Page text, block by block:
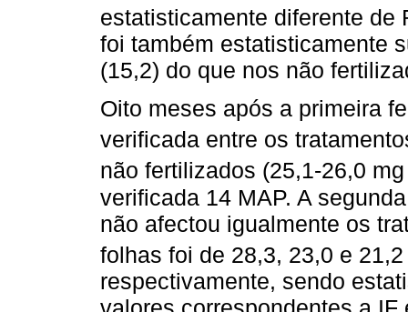
estatisticamente diferente de
foi também estatisticamente
(15,2) do que nos não
Oito meses após a primeira
verificada entre os
não fertilizados (25,1-26,0
verificada 14 MAP. A
não afectou igualmente os
folhas foi de 28,3, 23,0 e
respectivamente, sendo